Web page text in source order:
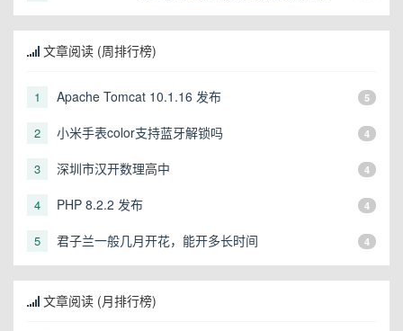
文章阅读 (周排行榜)
1 Apache Tomcat 10.1.16 发布 5
2 小米手表color支持蓝牙解锁吗 4
3 深圳市汉开数理高中 4
4 PHP 8.2.2 发布 4
5 君子兰一般几月开花，能开多长时间 4
文章阅读 (月排行榜)